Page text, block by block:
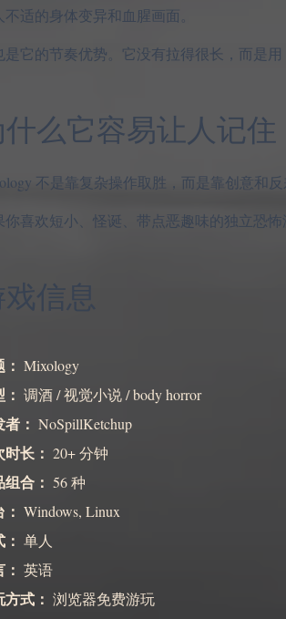
不适的身体变异和血腥画面。
是它的节奏优势。它没有拉得很长，而是
什么它容易让人记住
不是靠复杂操作取胜，而是靠创意和
你喜欢短小、怪诞、带点恶趣味的独立恐
信息
Mixology
调酒 / 视觉小说 / body horror
： NoSpillKetchup
长： 20+ 分钟
合： 56 种
Windows, Linux
单人
英语
式： 浏览器免费游玩